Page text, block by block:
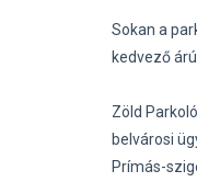
Sokan a
kedvező
Zöld
belvárosi
Prímás-